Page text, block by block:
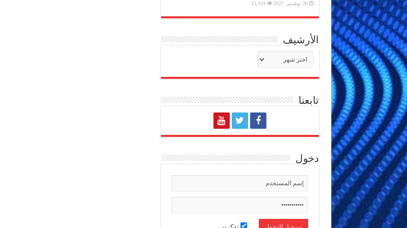
30 نوفمبر، 2022 13,334
الأرشيف
الأرشيف
تابعنا
دخول